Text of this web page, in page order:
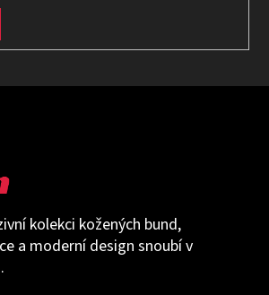
kolekci kožených bund,
a moderní design snoubí v